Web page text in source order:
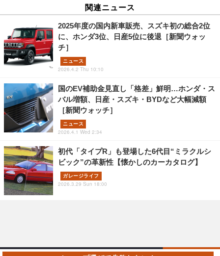
関連ニュース
2025年度の国内新車販売、スズキ初の総合2位
に、ホンダ3位、日産5位に後退［新聞ウォッ
チ］
ニュース
2026.4.2 Thu 10:10
国のEV補助金見直し「格差」鮮明…ホンダ・ス
バル増額、日産・スズキ・BYDなど大幅減額
［新聞ウォッチ］
ニュース
2026.4.1 Wed 2:34
初代「タイプR」も登場した6代目“ミラクルシ
ビック”の革新性【懐かしのカーカタログ】
ガレージライフ
2026.3.29 Sun 18:00